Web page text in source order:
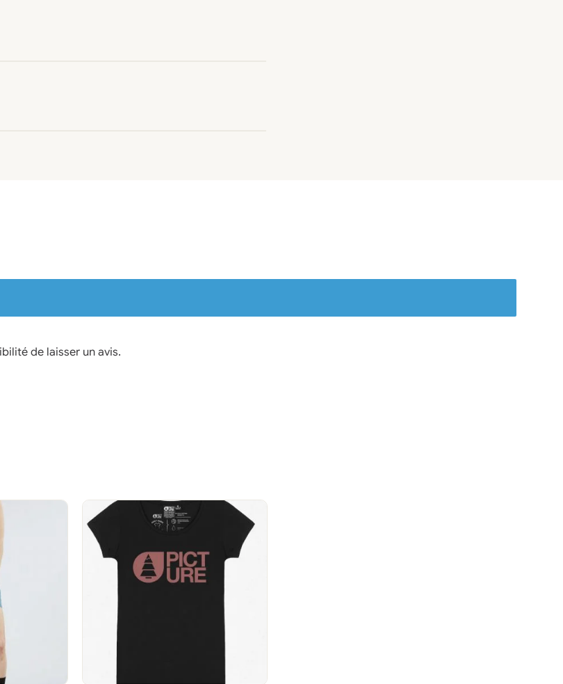
de laisser un avis.